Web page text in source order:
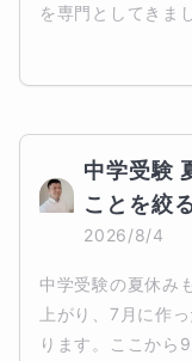
を専門としてきま
中学受験
ことを絞
2026/8/4
中学受験の夏休み
上がり、7月に作
ります。ここから